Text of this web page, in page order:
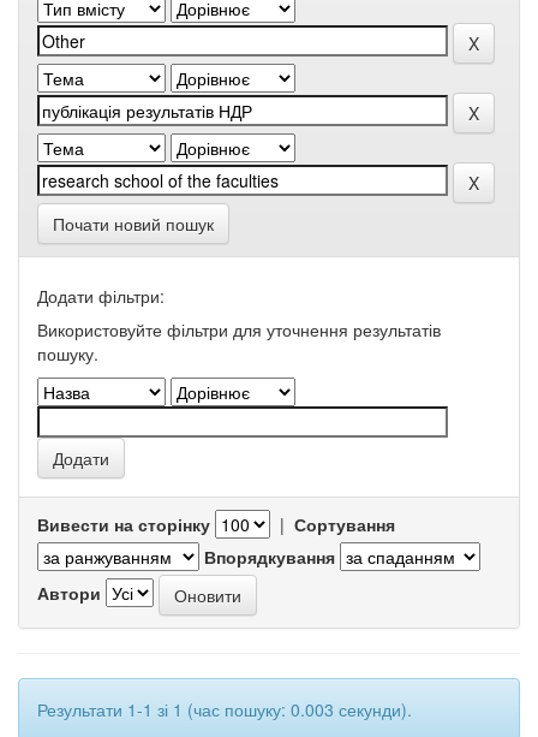
Почати новий пошук
Додати фільтри:
Використовуйте фільтри для уточнення результатів
пошуку.
Вивести на сторінку | Сортування
Впорядкування
Автори
Результати 1-1 зі 1 (час пошуку: 0.003 секунди).